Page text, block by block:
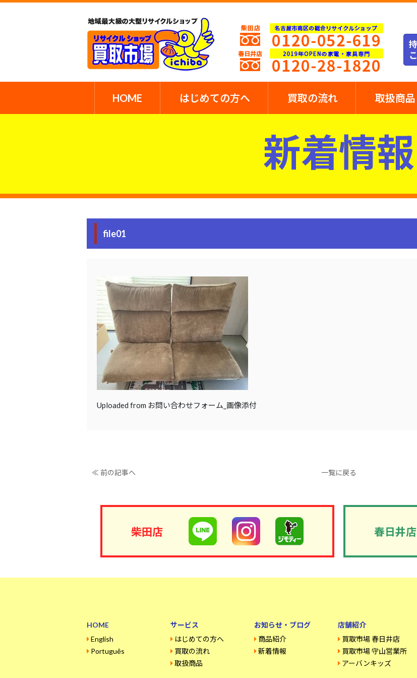
HOME はじめての方へ 買取の流れ 取扱商品
新着情報
file01
Uploaded from お問い合わせフォーム_画像添付
≪ 前の記事へ 一覧に戻る
柴田店 春日井店
HOME
English
Português
サービス
はじめての方へ
買取の流れ
取扱商品
お知らせ・ブログ
商品紹介
新着情報
店舗紹介
買取市場 春日井店
買取市場 守山営業所
アーバンキッズ